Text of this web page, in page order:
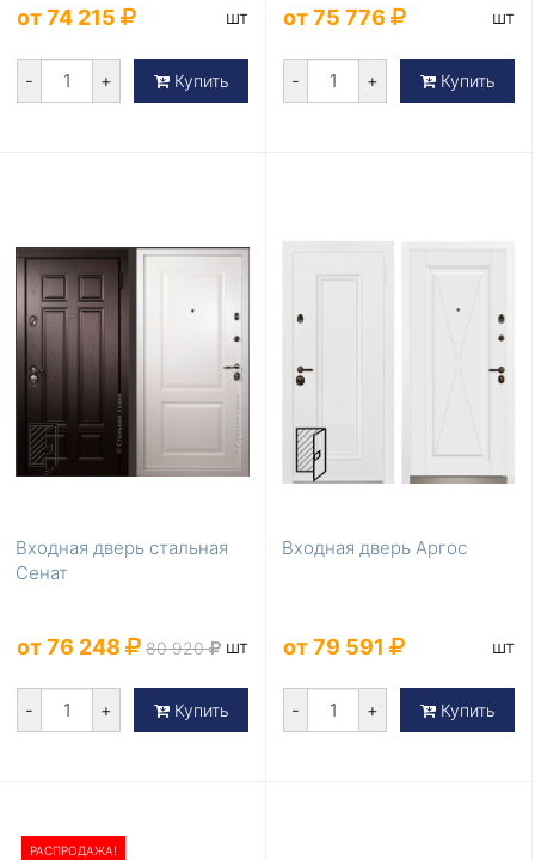
от 74 215 шт
- + Купить
от 75 776 шт
- + Купить
Входная дверь стальная
Сенат
от 76 248 80 920 шт
- + Купить
Входная дверь Аргос
от 79 591 шт
- + Купить
РАСПРОДАЖА!